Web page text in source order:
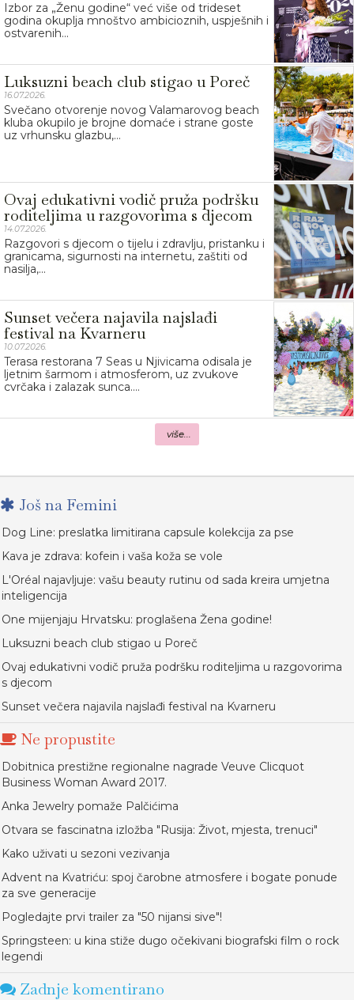
Izbor za „Ženu godine“ već više od trideset
godina okuplja mnoštvo ambicioznih, uspješnih i
ostvarenih...
Luksuzni beach club stigao u Poreč
16.07.2026.
Svečano otvorenje novog Valamarovog beach
kluba okupilo je brojne domaće i strane goste
uz vrhunsku glazbu,...
Ovaj edukativni vodič pruža podršku
roditeljima u razgovorima s djecom
14.07.2026.
Razgovori s djecom o tijelu i zdravlju, pristanku i
granicama, sigurnosti na internetu, zaštiti od
nasilja,...
Sunset večera najavila najslađi
festival na Kvarneru
10.07.2026.
Terasa restorana 7 Seas u Njivicama odisala je
ljetnim šarmom i atmosferom, uz zvukove
cvrčaka i zalazak sunca....
više...
Još na Femini
Dog Line: preslatka limitirana capsule kolekcija za pse
Kava je zdrava: kofein i vaša koža se vole
L'Oréal najavljuje: vašu beauty rutinu od sada kreira umjetna
inteligencija
One mijenjaju Hrvatsku: proglašena Žena godine!
Luksuzni beach club stigao u Poreč
Ovaj edukativni vodič pruža podršku roditeljima u razgovorima
s djecom
Sunset večera najavila najslađi festival na Kvarneru
Ne propustite
Dobitnica prestižne regionalne nagrade Veuve Clicquot
Business Woman Award 2017.
Anka Jewelry pomaže Palčićima
Otvara se fascinatna izložba "Rusija: Život, mjesta, trenuci"
Kako uživati u sezoni vezivanja
Advent na Kvatriću: spoj čarobne atmosfere i bogate ponude
za sve generacije
Pogledajte prvi trailer za "50 nijansi sive"!
Springsteen: u kina stiže dugo očekivani biografski film o rock
legendi
Zadnje komentirano